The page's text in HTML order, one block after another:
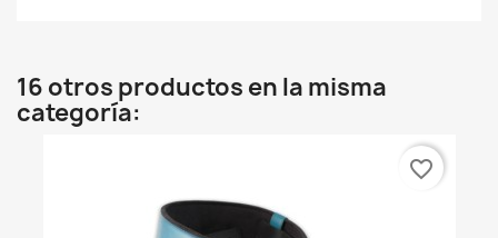
16 otros productos en la misma
categoría:
favorite_border